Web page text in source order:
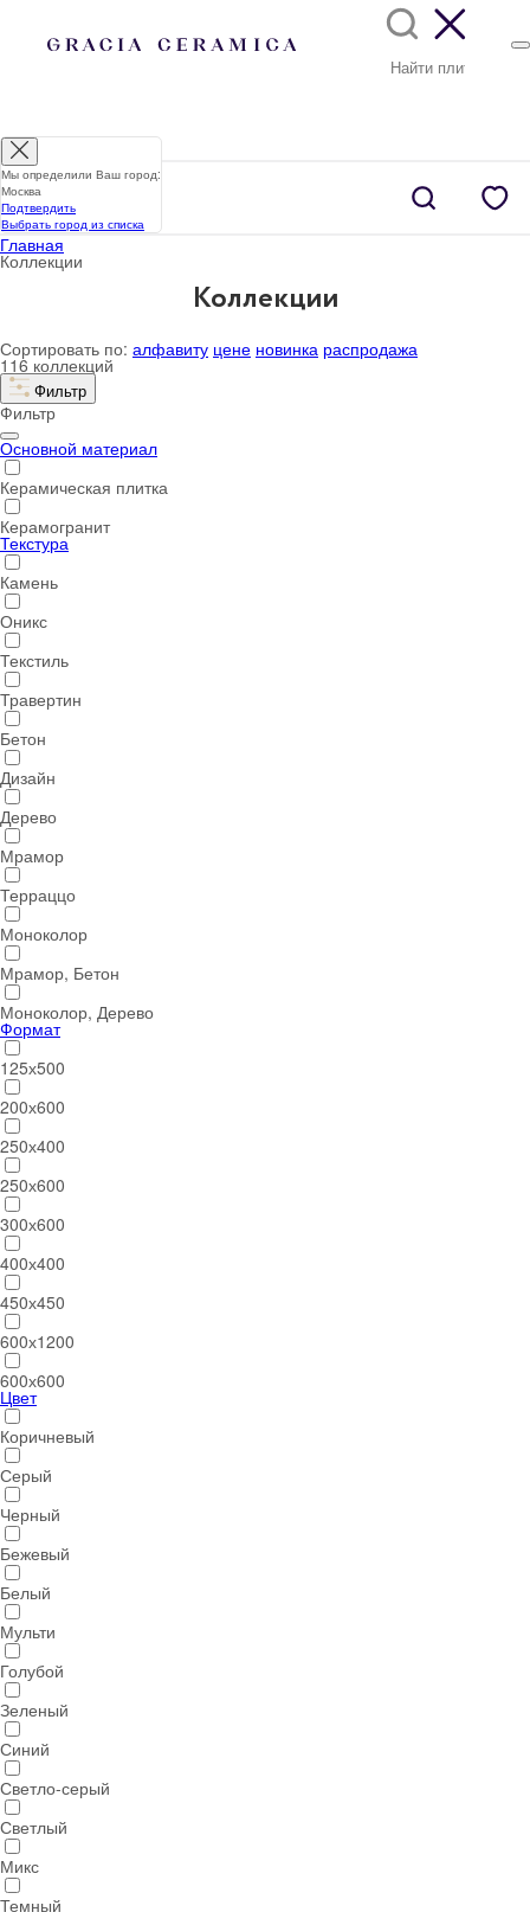
Главная
Коллекции
Коллекции
Сортировать по: алфавиту цене новинка распродажа
116 коллекций
Фильтр
Фильтр
Основной материал
Керамическая плитка
Керамогранит
Текстура
Камень
Оникс
Текстиль
Травертин
Бетон
Дизайн
Дерево
Мрамор
Терраццо
Моноколор
Мрамор, Бетон
Моноколор, Дерево
Формат
125х500
200х600
250х400
250х600
300х600
400х400
450х450
600х1200
600х600
Цвет
Коричневый
Серый
Черный
Бежевый
Белый
Мульти
Голубой
Зеленый
Синий
Светло-серый
Светлый
Микс
Темный
Мы определили Ваш город:
Москва
Подтвердить
Выбрать город из списка